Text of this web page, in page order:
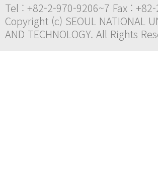
Tel : +82-2-970-9206~7 Fax :
Copyright (c) SEOUL NATIONAL
AND TECHNOLOGY. All Rights